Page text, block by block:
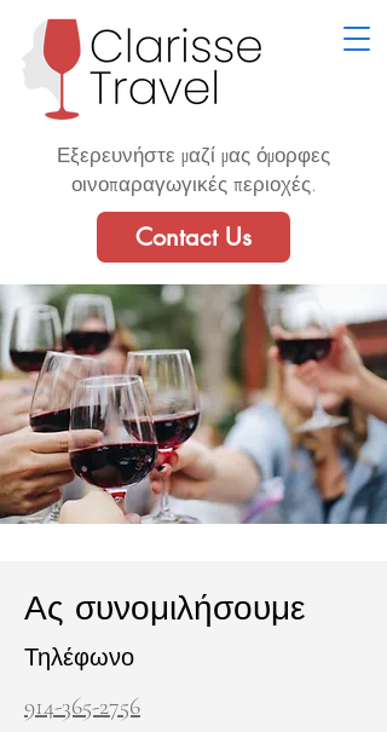
Εξερευνήστε μαζί μας όμορφες
οινοπαραγωγικές περιοχές.
Contact Us
Ας συνομιλήσουμε
Τηλέφωνο
914-365-2756